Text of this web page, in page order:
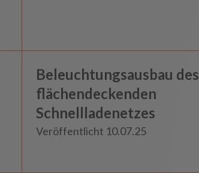
Insights
Beleuchtungsausbau des
flächendeckenden
Schnellladenetzes
Veröffentlicht 10.07.25